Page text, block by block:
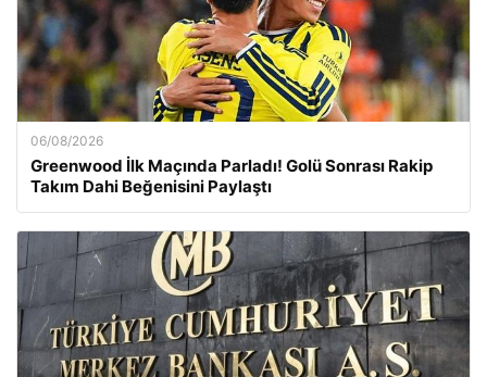
06/08/2026
Greenwood İlk Maçında Parladı! Golü Sonrası Rakip
Takım Dahi Beğenisini Paylaştı